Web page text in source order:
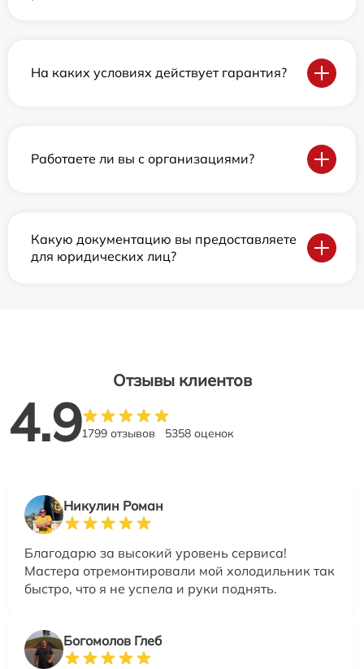
На каких условиях действует гарантия?
Работаете ли вы с организациями?
Какую документацию вы предоставляете
для юридических лиц?
Отзывы клиентов
4.91799 отзывов 5358 оценок
Никулин Роман
Благодарю за высокий уровень сервиса!
Мастера отремонтировали мой холодильник так
быстро, что я не успела и руки поднять.
Богомолов Глеб